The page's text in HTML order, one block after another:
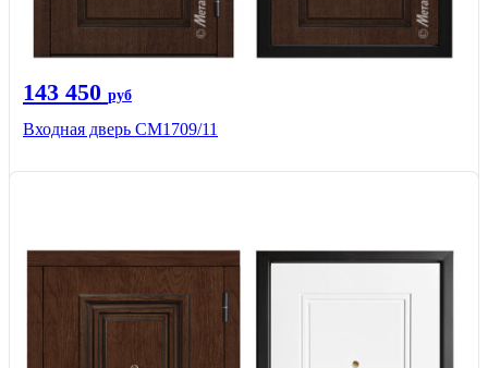
143 450 руб
Входная дверь CМ1709/11